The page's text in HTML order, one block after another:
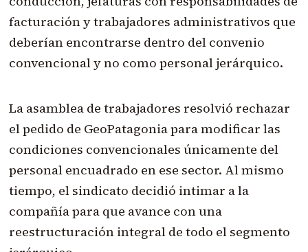
facturación y trabajadores administrativos que
deberían encontrarse dentro del convenio
convencional y no como personal jerárquico.
La asamblea de trabajadores resolvió rechazar
el pedido de GeoPatagonia para modificar las
condiciones convencionales únicamente del
personal encuadrado en ese sector. Al mismo
tiempo, el sindicato decidió intimar a la
compañía para que avance con una
reestructuración integral de todo el segmento